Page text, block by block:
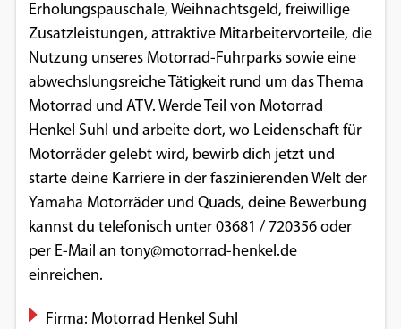
Erholungspauschale, Weihnachtsgeld, freiwillige
Zusatzleistungen, attraktive Mitarbeitervorteile, die
Nutzung unseres Motorrad-Fuhrparks sowie eine
abwechslungsreiche Tätigkeit rund um das Thema
Motorrad und ATV. Werde Teil von Motorrad
Henkel Suhl und arbeite dort, wo Leidenschaft für
Motorräder gelebt wird, bewirb dich jetzt und
starte deine Karriere in der faszinierenden Welt der
Yamaha Motorräder und Quads, deine Bewerbung
kannst du telefonisch unter 03681 / 720356 oder
per E-Mail an tony@motorrad-henkel.de
einreichen.
Firma: Motorrad Henkel Suhl